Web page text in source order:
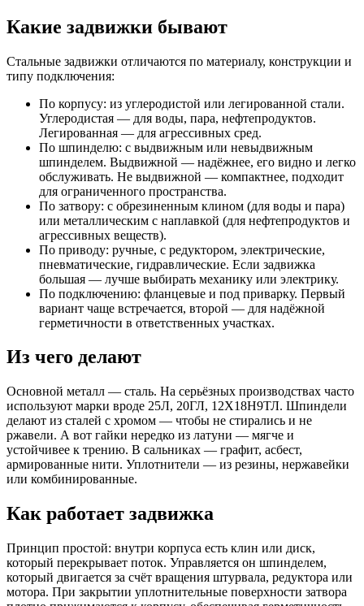
Какие задвижки бывают
Стальные задвижки отличаются по материалу, конструкции и
типу подключения:
По корпусу: из углеродистой или легированной стали.
Углеродистая — для воды, пара, нефтепродуктов.
Легированная — для агрессивных сред.
По шпинделю: с выдвижным или невыдвижным
шпинделем. Выдвижной — надёжнее, его видно и легко
обслуживать. Не выдвижной — компактнее, подходит
для ограниченного пространства.
По затвору: с обрезиненным клином (для воды и пара)
или металлическим с наплавкой (для нефтепродуктов и
агрессивных веществ).
По приводу: ручные, с редуктором, электрические,
пневматические, гидравлические. Если задвижка
большая — лучше выбирать механику или электрику.
По подключению: фланцевые и под приварку. Первый
вариант чаще встречается, второй — для надёжной
герметичности в ответственных участках.
Из чего делают
Основной металл — сталь. На серьёзных производствах часто
используют марки вроде 25Л, 20ГЛ, 12Х18Н9ТЛ. Шпиндели
делают из сталей с хромом — чтобы не стирались и не
ржавели. А вот гайки нередко из латуни — мягче и
устойчивее к трению. В сальниках — графит, асбест,
армированные нити. Уплотнители — из резины, нержавейки
или комбинированные.
Как работает задвижка
Принцип простой: внутри корпуса есть клин или диск,
который перекрывает поток. Управляется он шпинделем,
который двигается за счёт вращения штурвала, редуктора или
мотора. При закрытии уплотнительные поверхности затвора